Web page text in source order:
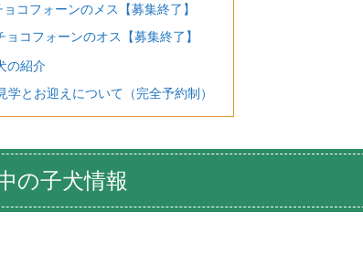
ョコフォーンのメス【募集終了】
ョコフォーンのオス【募集終了】
の紹介
学とお迎えについて（完全予約制）
の子犬情報